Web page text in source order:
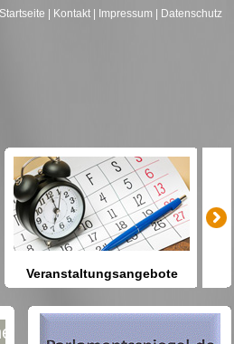
Startseite | Kontakt | Impressum | Datenschutz
Veranstaltungsangebote
Sie Berlin und seine Angebote?
Gruppen--->hier drücken